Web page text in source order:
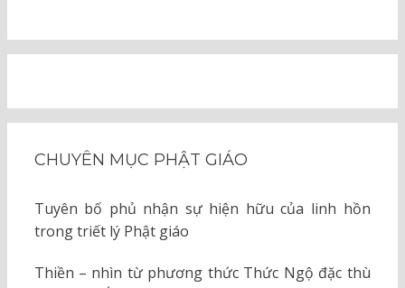
CHUYÊN MỤC PHẬT GIÁO
Tuyên bố phủ nhận sự hiện hữu của linh hồn
trong triết lý Phật giáo
Thiền – nhìn từ phương thức Thức Ngộ đặc thù